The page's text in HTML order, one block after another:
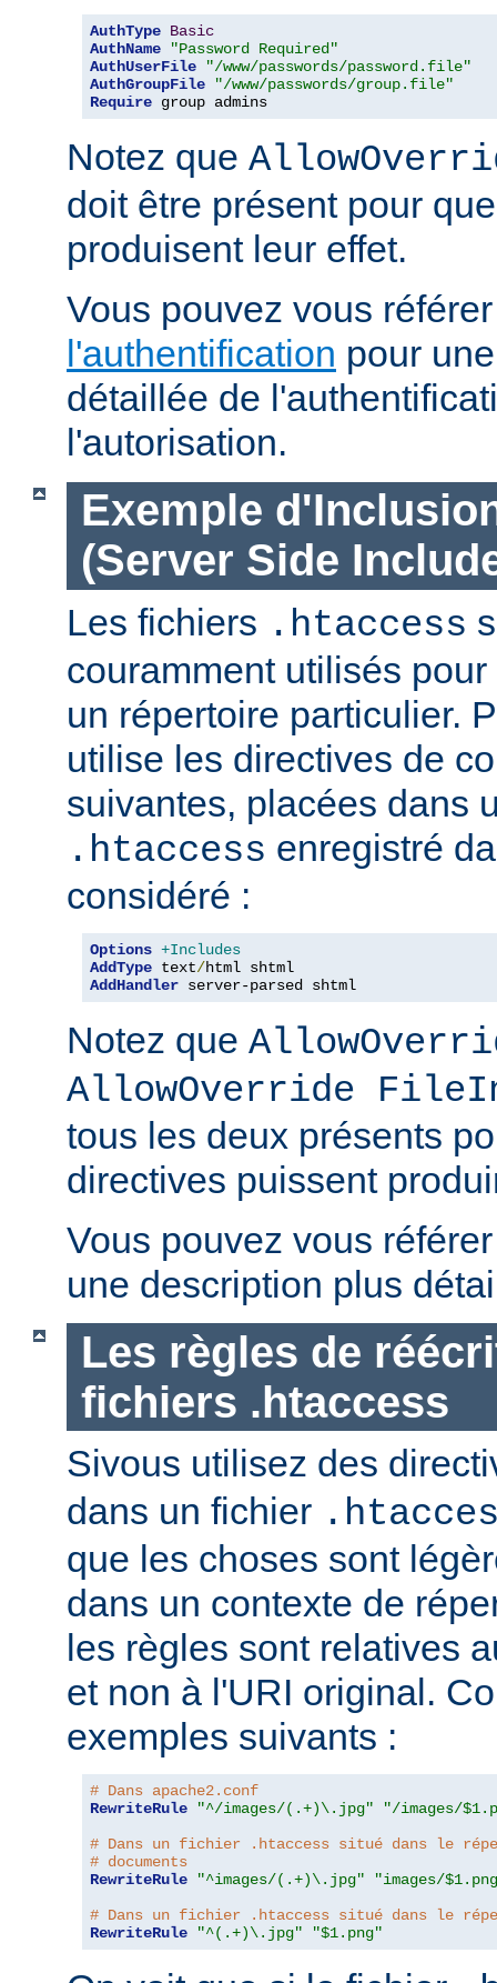
AuthType Basic
AuthName
"Password Required"
AuthUserFile
"/www/passwords/password.file"
AuthGroupFile
"/www/passwords/group.file"
Require group admins
Notez que
doit être présent pour
produisent leur effet.
Vous pouvez vous
l'authentification pour
détaillée de
l'autorisation.
Exemple
(Server Side
Les fichiers .htaccess
couramment utilisés
un répertoire particulier.
utilise les directives de
suivantes, placées dans
.htaccess enregistré
considéré :
Options +Includes
AddType text/
AddHandler server-parsed shtml
Notez que
AllowOverride
tous les deux présents
directives puissent
Vous pouvez vous
une description plus
Les règles de
fichiers .htaccess
Sivous utilisez des
dans un fichier
que les choses sont
dans un contexte de
les règles sont relatives
et non à l'URI original.
exemples suivants :
# Dans apache2.conf
RewriteRule
"^/images/(.+)\.jpg"
"/images/
# Dans un fichier .htaccess situé dans le
# documents
RewriteRule
"^images/(.+)\.jpg"
"images/
# Dans un fichier .htaccess situé dans le
RewriteRule
"^(.+)\.jpg" "$1.png"